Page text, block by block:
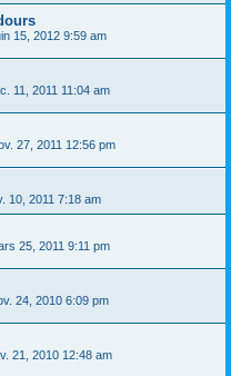
15, 2012 9:59 am
11, 2011 11:04 am
27, 2011 12:56 pm
10, 2011 7:18 am
25, 2011 9:11 pm
24, 2010 6:09 pm
21, 2010 12:48 am